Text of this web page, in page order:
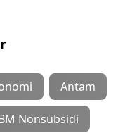
Antam
Nonsubsidi